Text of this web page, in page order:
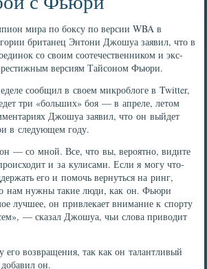
мира по боксу по версии WBA в
британец Энтони Джошуа заявил, что в
со своим соотечественником и экс-
версиям Тайсоном Фьюри.
сообщил в своем микроблоге в Twitter,
три «больших» боя — в апреле, летом
Джошуа заявил, что он выйдет
в следующем году.
— со мной. Все, что вы, вероятно, видите
и за кулисами. Если я могу что-
его и помочь вернуться на ринг,
нам нужны такие люди, как он. Фьюри
лучшее, он привлекает внимание к спорту
— сказал Джошуа, чьи слова приводит
возвращения, так как он талантливый
он.